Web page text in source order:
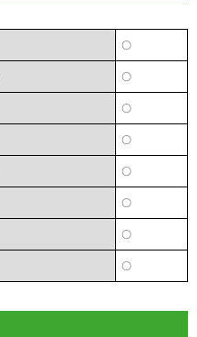
〇
〇
〇
〇
〇
〇
〇
〇